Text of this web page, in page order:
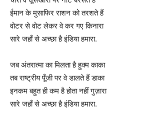
ईमान के मुसाफिर राशन को तरशते हैं
वोटर से वोट लेकर वे कर गए किनारा
सारे जहाँ से अच्छा है इंडिया हमारा.
जब अंतरात्मा का मिलता है हुक्म काका
तब राष्ट्रीय पूँजी पर वे डालते हैं डाका
इनकम बहुत ही कम है होता नहीं गुज़ारा
सारे जहाँ से अच्छा है इंडिया हमारा.